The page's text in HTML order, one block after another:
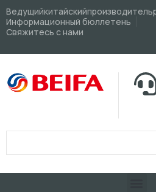
Информационный бюллетень
Свяжитесь с нами